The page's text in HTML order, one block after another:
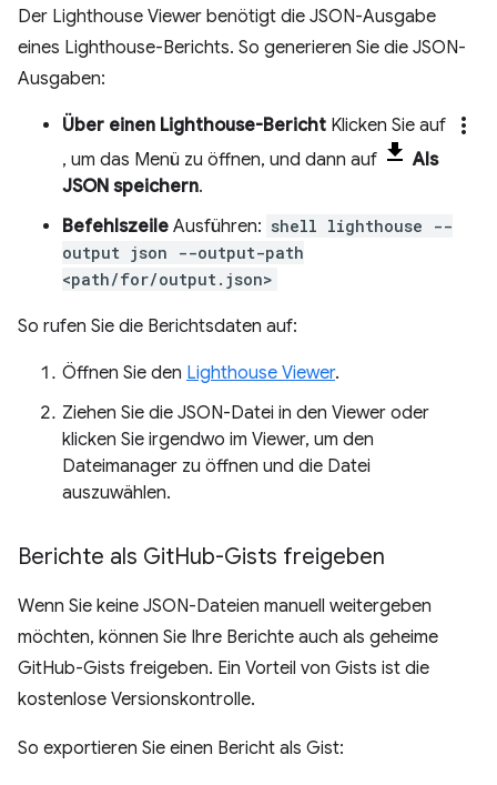
Der Lighthouse Viewer benötigt die JSON-Ausgabe
eines Lighthouse-Berichts. So generieren Sie die JSON-
Ausgaben:
Über einen Lighthouse-Bericht Klicken Sie auf more_vert
, um das Menü zu öffnen, und dann auf
Als
JSON speichern.
Befehlszeile Ausführen: shell lighthouse --
output json --output-path
<path/for/output.json>
So rufen Sie die Berichtsdaten auf:
Öffnen Sie den Lighthouse Viewer.
Ziehen Sie die JSON-Datei in den Viewer oder
klicken Sie irgendwo im Viewer, um den
Dateimanager zu öffnen und die Datei
auszuwählen.
Berichte als GitHub-Gists freigeben
Wenn Sie keine JSON-Dateien manuell weitergeben
möchten, können Sie Ihre Berichte auch als geheime
GitHub-Gists freigeben. Ein Vorteil von Gists ist die
kostenlose Versionskontrolle.
So exportieren Sie einen Bericht als Gist: